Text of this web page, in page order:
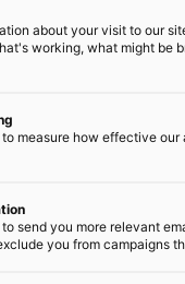
henkilöille.
sekä
messuilla ja
about your visit to our
working, what might be
measure how effective
send you more relevant
you from campaigns